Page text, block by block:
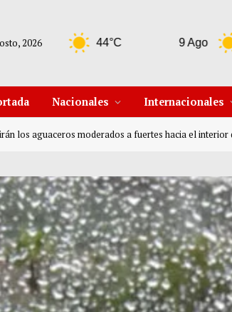
2026 42°C
Nacionales Internacionales
los aguaceros moderados a fuertes hacia el interior